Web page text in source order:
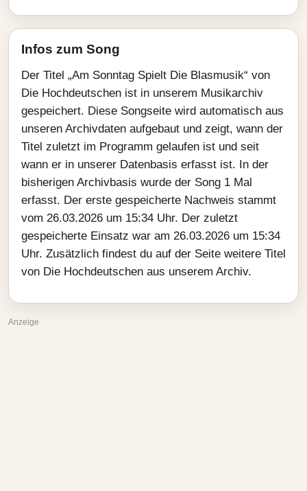
Infos zum Song
Der Titel „Am Sonntag Spielt Die Blasmusik“ von
Die Hochdeutschen ist in unserem Musikarchiv
gespeichert. Diese Songseite wird automatisch aus
unseren Archivdaten aufgebaut und zeigt, wann der
Titel zuletzt im Programm gelaufen ist und seit
wann er in unserer Datenbasis erfasst ist. In der
bisherigen Archivbasis wurde der Song 1 Mal
erfasst. Der erste gespeicherte Nachweis stammt
vom 26.03.2026 um 15:34 Uhr. Der zuletzt
gespeicherte Einsatz war am 26.03.2026 um 15:34
Uhr. Zusätzlich findest du auf der Seite weitere Titel
von Die Hochdeutschen aus unserem Archiv.
Anzeige